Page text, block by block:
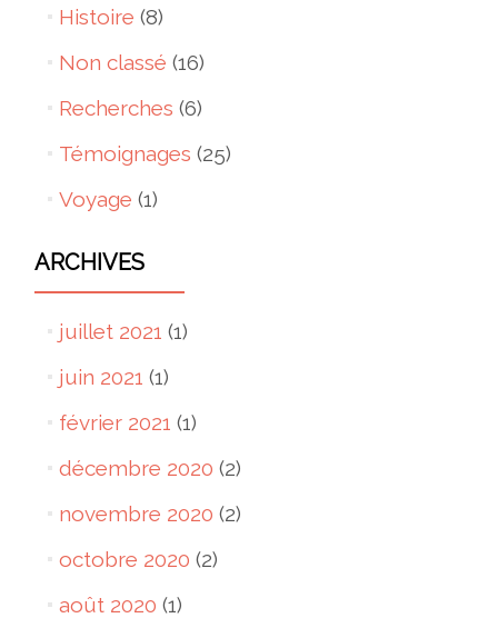
Histoire (8)
Non classé (16)
Recherches (6)
Témoignages (25)
Voyage (1)
ARCHIVES
juillet 2021 (1)
juin 2021 (1)
février 2021 (1)
décembre 2020 (2)
novembre 2020 (2)
octobre 2020 (2)
août 2020 (1)